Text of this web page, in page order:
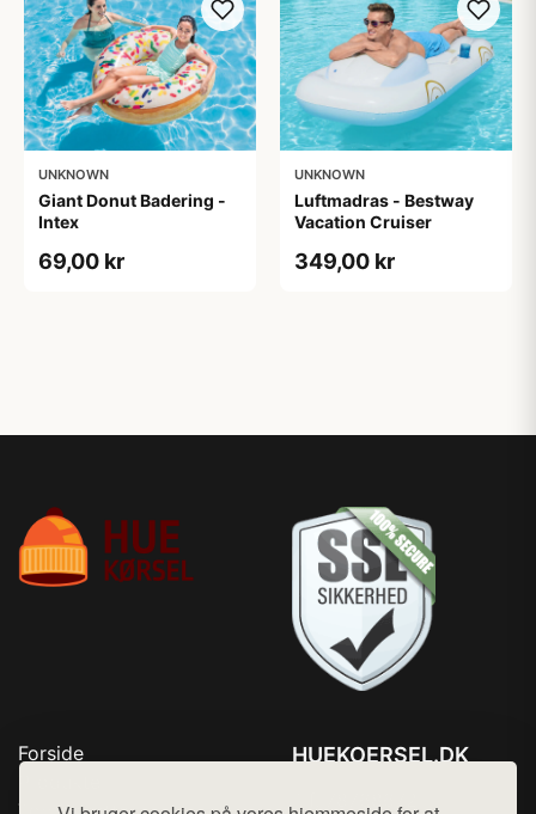
UNKNOWN
Giant Donut Badering -
Intex
69,00 kr
UNKNOWN
Luftmadras - Bestway
Vacation Cruiser
349,00 kr
Forside
HUEKOERSEL.DK